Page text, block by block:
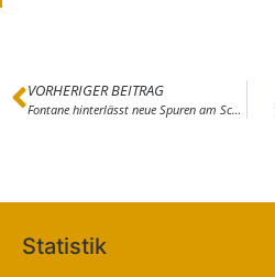
VORHERIGER BEITRAG
Fontane hinterlässt neue Spuren am Schwielowsee
Statistik